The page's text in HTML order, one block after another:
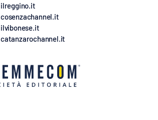
ilreggino.it
cosenzachannel.it
ilvibonese.it
catanzarochannel.it